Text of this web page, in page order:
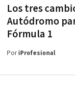
Los tres
Autódromo
Fórmula 1
PoriProfesional